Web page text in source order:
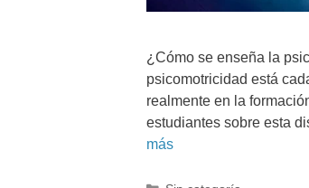
¿Cómo se enseña la
psicomotricidad está
realmente en la
estudiantes sobre esta
más